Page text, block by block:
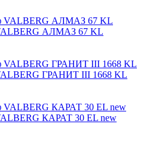
АЛМАЗ 67 KL
ГРАНИТ III 1668 KL
КАРАТ 30 EL new